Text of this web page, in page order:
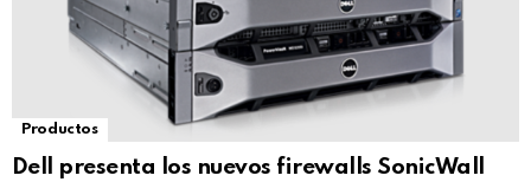
Productos
Dell presenta los nuevos firewalls SonicWall